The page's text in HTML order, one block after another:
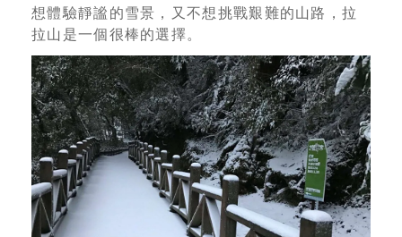
想體驗靜謐的雪景，又不想挑戰艱難的山路，拉
拉山是一個很棒的選擇。